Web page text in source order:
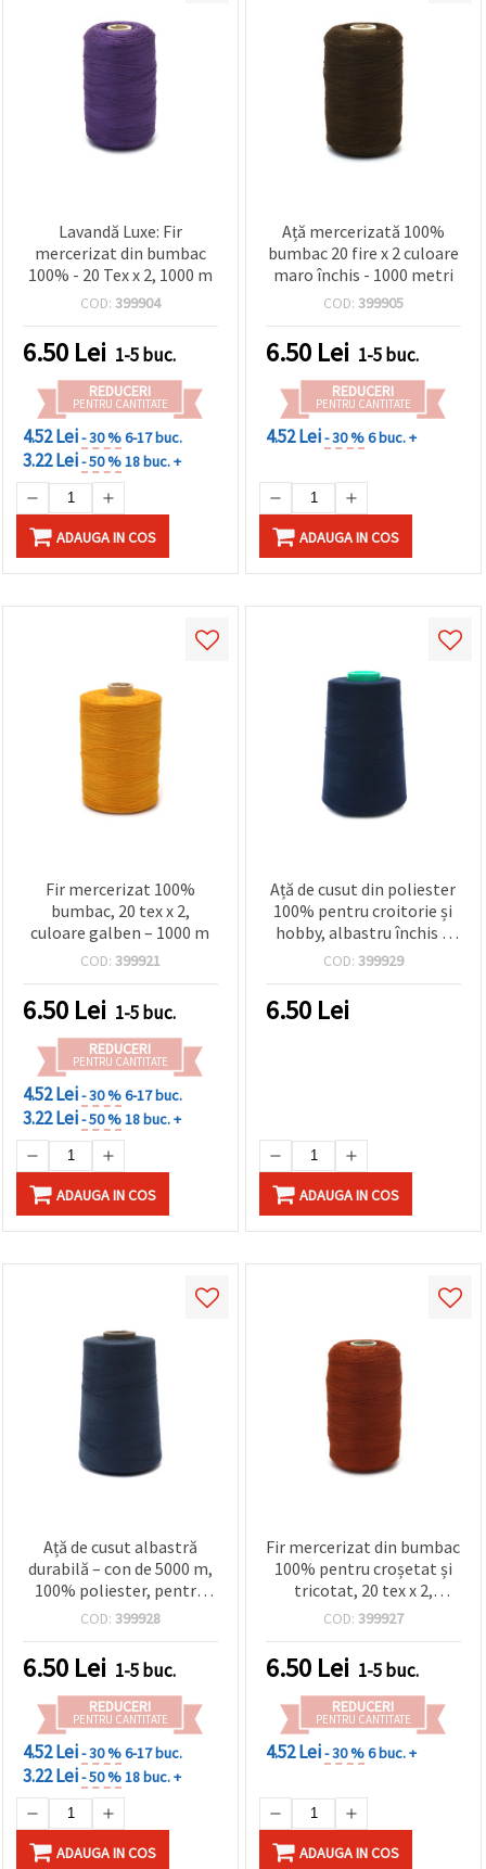
Lavandă Luxe: Fir
mercerizat din bumbac
100% - 20 Tex x 2, 1000 m
COD: 399904
6.50 Lei 1-5 buc.
REDUCERI
PENTRU CANTITATE
4.52 Lei- 30 %6-17 buc.
3.22 Lei- 50 %18 buc. +
ADAUGA IN COS
Ață mercerizată 100%
bumbac 20 fire x 2 culoare
maro închis - 1000 metri
COD: 399905
6.50 Lei 1-5 buc.
REDUCERI
PENTRU CANTITATE
4.52 Lei- 30 %6 buc. +
ADAUGA IN COS
Fir mercerizat 100%
bumbac, 20 tex x 2,
culoare galben – 1000 m
COD: 399921
6.50 Lei 1-5 buc.
REDUCERI
PENTRU CANTITATE
4.52 Lei- 30 %6-17 buc.
3.22 Lei- 50 %18 buc. +
ADAUGA IN COS
Ață de cusut din poliester
100% pentru croitorie și
hobby, albastru închis –
5000 metri
COD: 399929
6.50 Lei
ADAUGA IN COS
Ață de cusut albastră
durabilă – con de 5000 m,
100% poliester, pentru
rezultate profesionale
COD: 399928
6.50 Lei 1-5 buc.
REDUCERI
PENTRU CANTITATE
4.52 Lei- 30 %6-17 buc.
3.22 Lei- 50 %18 buc. +
ADAUGA IN COS
Fir mercerizat din bumbac
100% pentru croșetat și
tricotat, 20 tex x 2,
portocaliu închis, 1000 m
COD: 399927
6.50 Lei 1-5 buc.
REDUCERI
PENTRU CANTITATE
4.52 Lei- 30 %6 buc. +
ADAUGA IN COS